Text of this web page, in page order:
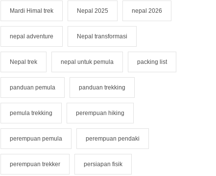
Mardi Himal trek Nepal 2025 nepal 2026
nepal adventure Nepal transformasi
Nepal trek nepal untuk pemula packing list
panduan pemula panduan trekking
pemula trekking perempuan hiking
perempuan pemula perempuan pendaki
perempuan trekker persiapan fisik